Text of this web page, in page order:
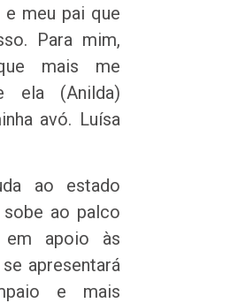
meu pai que
Para mim,
mais me
ela (Anilda)
avó. Luísa
ao estado
sobe ao palco
apoio às
apresentará
e mais